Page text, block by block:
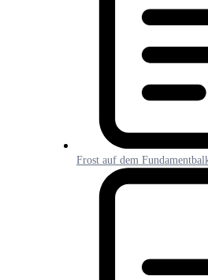
Frost auf dem